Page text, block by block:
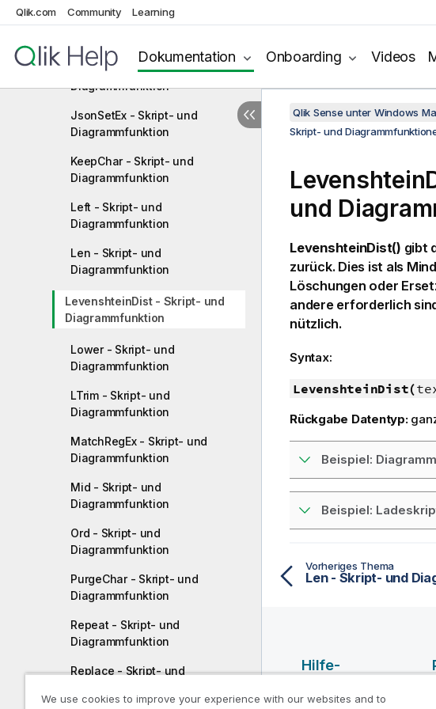
Qlik.com Community Learning
Dokumentation Onboarding Videos
JsonObject - Skript- und
JsonSet - Skript- und
Diagrammfunktion
JsonSetEx - Skript- und
Diagrammfunktion
KeepChar - Skript- und
Diagrammfunktion
Left - Skript- und
Diagrammfunktion
Len - Skript- und
Diagrammfunktion
LevenshteinDist - Skript- und
Diagrammfunktion
Lower - Skript- und
Diagrammfunktion
LTrim - Skript- und
Diagrammfunktion
MatchRegEx - Skript- und
Diagrammfunktion
Mid - Skript- und
Diagrammfunktion
Ord - Skript- und
Diagrammfunktion
PurgeChar - Skript- und
Diagrammfunktion
Repeat - Skript- und
Diagrammfunktion
Replace - Skript- und
Qlik Sense unter Windows
Skript- und
und
LevenshteinDist() gibt
zurück. Dies ist als
Löschungen oder
andere erforderlich
nützlich.
Syntax:
LevenshteinDist(
Rückgabe Datentyp:
Beispiel:
Beispiel:
Vorheriges Thema
Len - Skript- und
Hilfe-
We use cookies to improve your experience with our websites and to